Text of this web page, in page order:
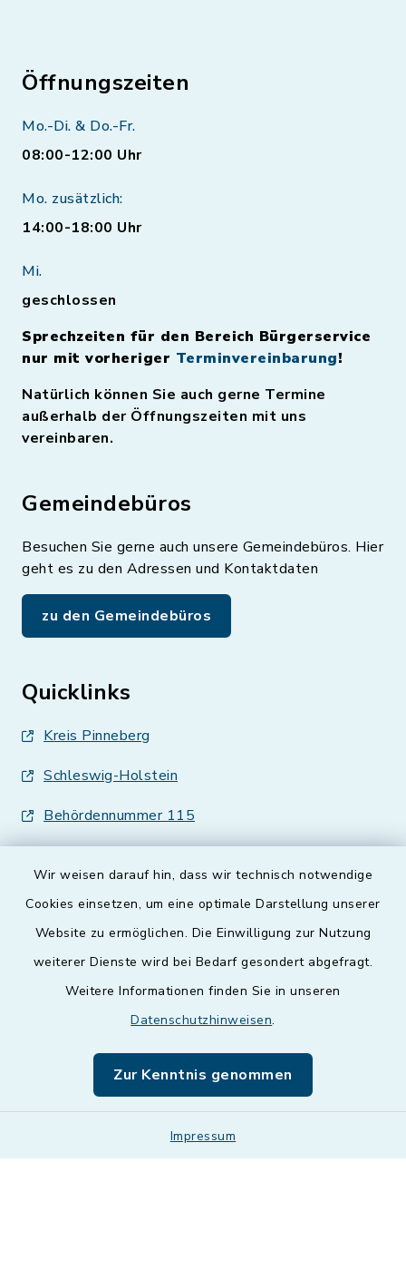
Wir weisen darauf hin, dass wir technisch notwendige
Cookies einsetzen, um eine optimale Darstellung unserer
Website zu ermöglichen. Die Einwilligung zur Nutzung
weiterer Dienste wird bei Bedarf gesondert abgefragt.
Weitere Informationen finden Sie in unseren
Datenschutzhinweisen.
Zur Kenntnis genommen
Impressum
Öffnungszeiten
Mo.-Di. & Do.-Fr.
08:00-12:00 Uhr
Mo. zusätzlich:
14:00-18:00 Uhr
Mi.
geschlossen
Sprechzeiten für den Bereich Bürgerservice
nur mit vorheriger Terminvereinbarung!
Natürlich können Sie auch gerne Termine
außerhalb der Öffnungszeiten mit uns
vereinbaren.
Gemeindebüros
Besuchen Sie gerne auch unsere Gemeindebüros. Hier
geht es zu den Adressen und Kontaktdaten
zu den Gemeindebüros
Quicklinks
Kreis Pinneberg
Schleswig-Holstein
Behördennummer 115
Barrierefreiheit
Impressum
Sitemap